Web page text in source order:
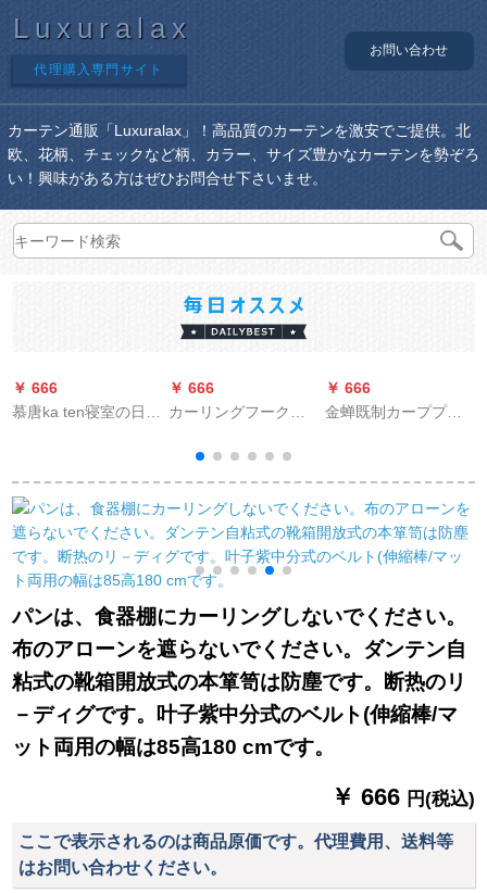
Luxuralax
代理購入専門サイト
お問い合わせ
カーテン通販「Luxuralax」！高品質のカーテンを激安でご提供。北
欧、花柄、チェックなど柄、カラー、サイズ豊かなカーテンを勢ぞろ
い！興味がある方はぜひお問合せ下さいませ。
￥ 666
慕唐ka ten寝室の日よ
ターストスタン纯紫
幅3.0*高2.7片
￥ 666
カーリングフークハ
レック自动车用カー
ーパッドフルストラ
ック200个
￥ 666
金蝉既制カーププロ
天青-打孔1メトル用
料格(无料加工)は何メ
トル必要ですか？
パンは、食器棚にカーリングしないでください。
布のアローンを遮らないでください。ダンテン自
粘式の靴箱開放式の本箪笥は防塵です。断热のリ
－ディグです。叶子紫中分式のベルト(伸縮棒/マ
ット両用の幅は85高180 cmです。
￥ 666 円(税込)
ここで表示されるのは商品原価です。代理費用、送料等
はお問い合わせください。